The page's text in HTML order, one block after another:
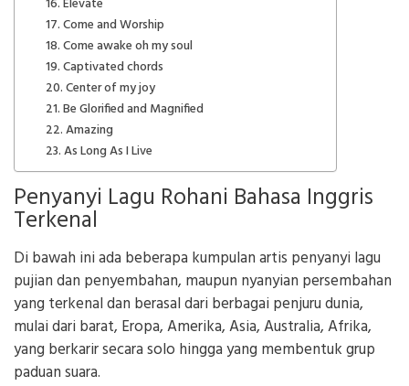
17. Come and Worship
18. Come awake oh my soul
19. Captivated chords
20. Center of my joy
21. Be Glorified and Magnified
22. Amazing
23. As Long As I Live
Penyanyi Lagu Rohani Bahasa Inggris
Terkenal
Di bawah ini ada beberapa kumpulan artis penyanyi lagu
pujian dan penyembahan, maupun nyanyian persembahan
yang terkenal dan berasal dari berbagai penjuru dunia,
mulai dari barat, Eropa, Amerika, Asia, Australia, Afrika,
yang berkarir secara solo hingga yang membentuk grup
paduan suara.